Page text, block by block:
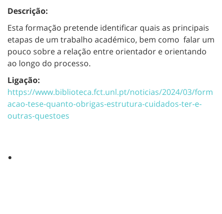
Descrição:
Esta formação pretende identificar quais as principais
etapas de um trabalho académico, bem como falar um
pouco sobre a relação entre orientador e orientando
ao longo do processo.
Ligação:
https://www.biblioteca.fct.unl.pt/noticias/2024/03/form
acao-tese-quanto-obrigas-estrutura-cuidados-ter-e-
outras-questoes